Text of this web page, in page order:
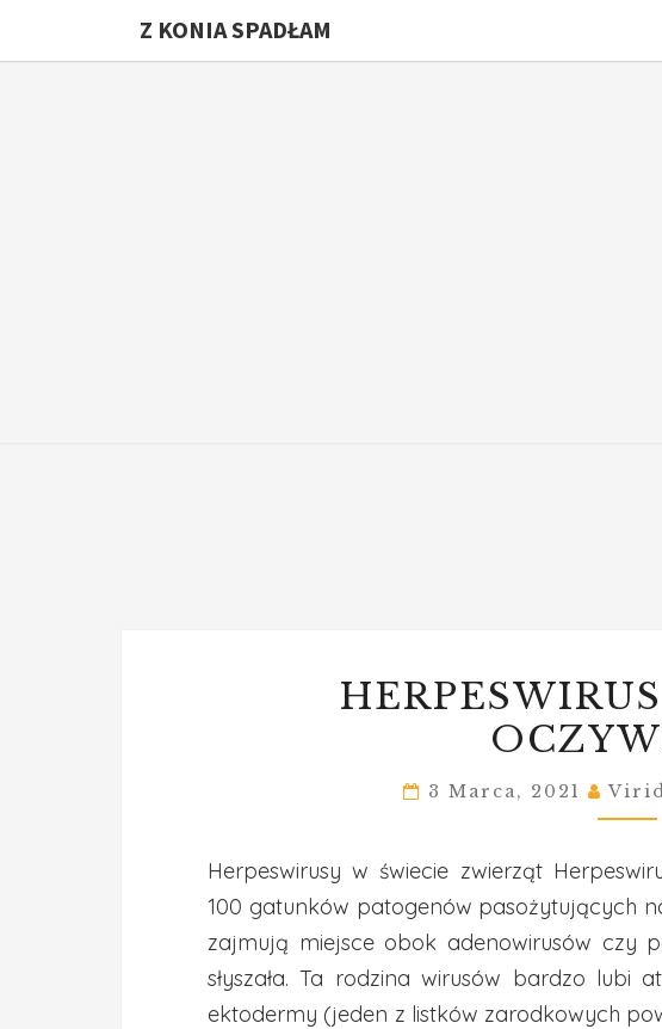
Z KONIA SPADŁAM
–
3 Marca, 2021
Herpeswirusy w świecie zwierząt
100 gatunków patogenów pasożytujących
zajmują miejsce obok adenowirusów czy
słyszała. Ta rodzina wirusów bardzo lubi
ektodermy (jeden z listków zarodkowych